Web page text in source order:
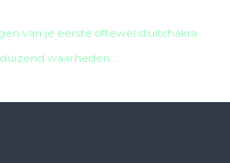
van je eerste oftewel stuitchakra
waarheden….